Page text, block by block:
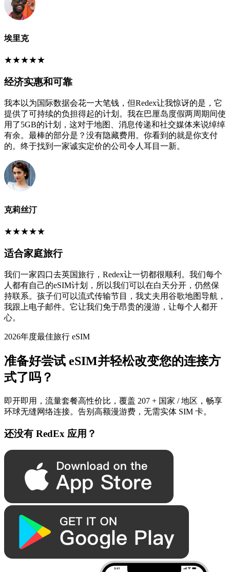
埃里克
★★★★★
经济实惠和可靠
我本以为国际数据会花一大笔钱，但Redex让我惊讶的是，它
提供了可持续的负担得起的计划。我在巴厘岛度假两周期间使
用了5GB的计划，这对于地图、消息传递和社交媒体来说绰绰
有余。最棒的部分是？没有隐藏费用。你看到的就是你支付
的。终于找到一家诚实定价的公司令人耳目一新。
克莉丝汀
★★★★★
适合家庭旅行
我们一家四口去英国旅行，Redex让一切都很顺利。我们每个
人都有自己的eSIM计划，所以我们可以在白天分开，仍然保
持联系。孩子们可以流式传输节目，我丈夫用谷歌地图导航，
我跟上电子邮件。它让我们免于昂贵的漫游，让每个人都开
心。
2026年度最佳旅行 eSIM
准备好尝试 eSIM并轻松改变您的连接方
式了吗？
即开即用，流量套餐高性价比，覆盖 207 + 国家 / 地区，畅享
环球无缝网络连接。告别高额漫游费，无需实体 SIM 卡。
还没有 RedEx 应用？